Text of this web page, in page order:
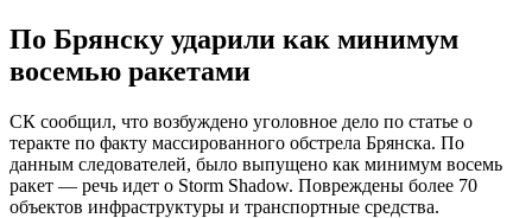
По Брянску ударили как минимум
восемью ракетами
СК сообщил, что возбуждено уголовное дело по статье о
теракте по факту массированного обстрела Брянска. По
данным следователей, было выпущено как минимум восемь
ракет — речь идет о Storm Shadow. Повреждены более 70
объектов инфраструктуры и транспортные средства.